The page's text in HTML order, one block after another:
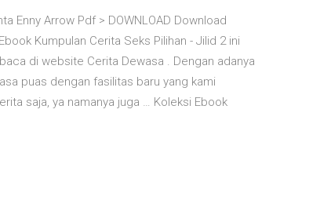
Enny Arrow Pdf > DOWNLOAD Download
Kumpulan Cerita Seks Pilihan - Jilid 2 ini
di website Cerita Dewasa . Dengan adanya
puas dengan fasilitas baru yang kami
saja, ya namanya juga … Koleksi Ebook